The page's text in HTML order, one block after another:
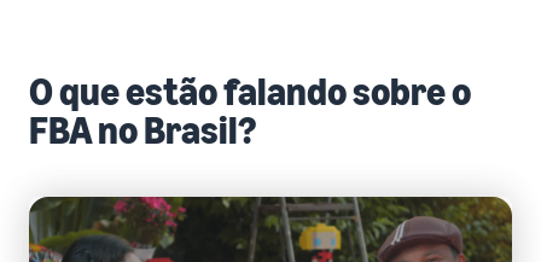
O que estão falando sobre o
FBA no Brasil?